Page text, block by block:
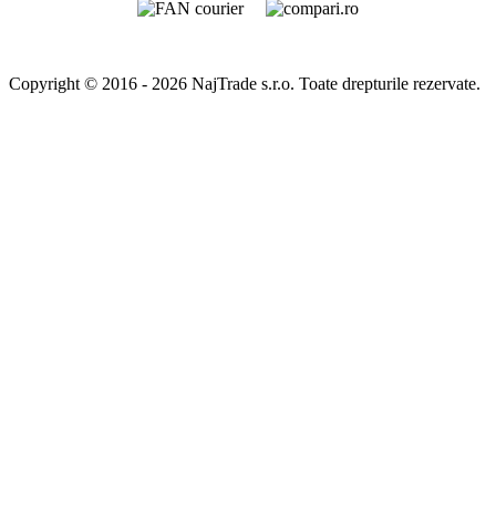
Copyright © 2016 - 2026 NajTrade s.r.o. Toate drepturile rezervate.